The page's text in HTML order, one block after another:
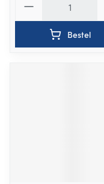
Bestel